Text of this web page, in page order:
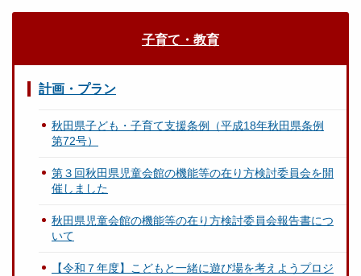
子育て・教育
計画・プラン
秋田県子ども・子育て支援条例（平成18年秋田県条例
第72号）
第３回秋田県児童会館の機能等の在り方検討委員会を開
催しました
秋田県児童会館の機能等の在り方検討委員会報告書につ
いて
【令和７年度】こどもと一緒に遊び場を考えようプロジ